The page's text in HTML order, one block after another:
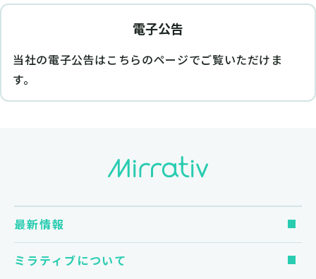
電子公告
当社の電子公告はこちらのページでご覧いただけま
す。
最新情報
ミラティブについて